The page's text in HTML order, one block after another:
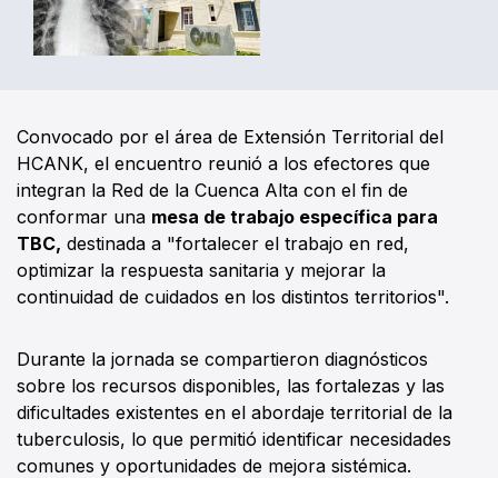
Convocado por el área de Extensión Territorial del
HCANK, el encuentro reunió a los efectores que
integran la Red de la Cuenca Alta con el fin de
conformar una mesa de trabajo específica para
TBC, destinada a "fortalecer el trabajo en red,
optimizar la respuesta sanitaria y mejorar la
continuidad de cuidados en los distintos territorios".
Durante la jornada se compartieron diagnósticos
sobre los recursos disponibles, las fortalezas y las
dificultades existentes en el abordaje territorial de la
tuberculosis, lo que permitió identificar necesidades
comunes y oportunidades de mejora sistémica.